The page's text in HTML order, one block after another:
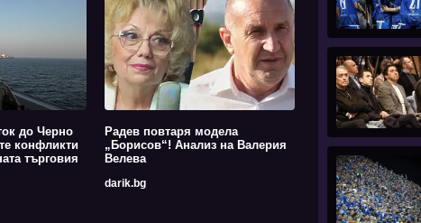
до Черно
конфликти
търговия
Радев повтаря модела
„Борисов“! Анализ на Валерия
Велева
darik.bg